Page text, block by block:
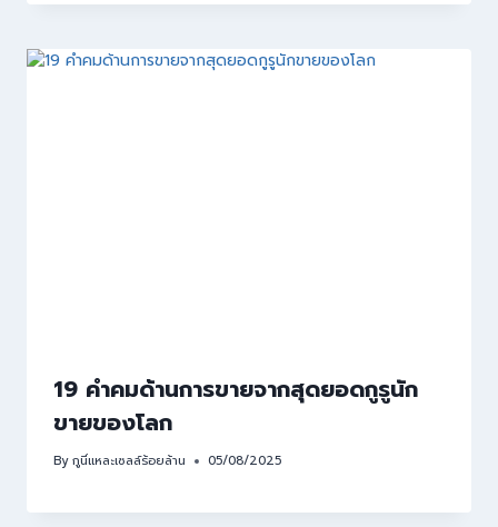
19 คำคมด้านการขายจากสุดยอดกูรูนัก
ขายของโลก
Byกูนี่แหละเซลล์ร้อยล้าน 05/08/2025